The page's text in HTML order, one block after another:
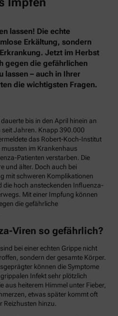
lassen! Die echte
Erkältung, sondern
Jetzt im Herbst
gegen die gefährlichen
lassen – auch in Ihrer
die wichtigsten Fragen.
bis in den April hinein an
Jahren. Knapp 390.000
das Robert-Koch-Institut
im Krankenhaus
Patienten verstarben. Die
und älter. Doch auch bei
mit schweren Komplikationen
die hoch ansteckenden Influenza-
Mit einer Impfung können
die gefährliche
Viren so gefährlich?
bei einer echten Grippe nicht
sondern der gesamte Körper.
können die Symptome
Infekt sehr plötzlich
aus heiterem Himmel unter Fieber,
etwas später kommt oft
hinzu.